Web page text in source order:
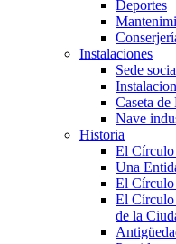
Deportes
Instalaciones
Sede
Caseta de
Nave
Historia
El Círculo
Una
El
El Círculo
de la